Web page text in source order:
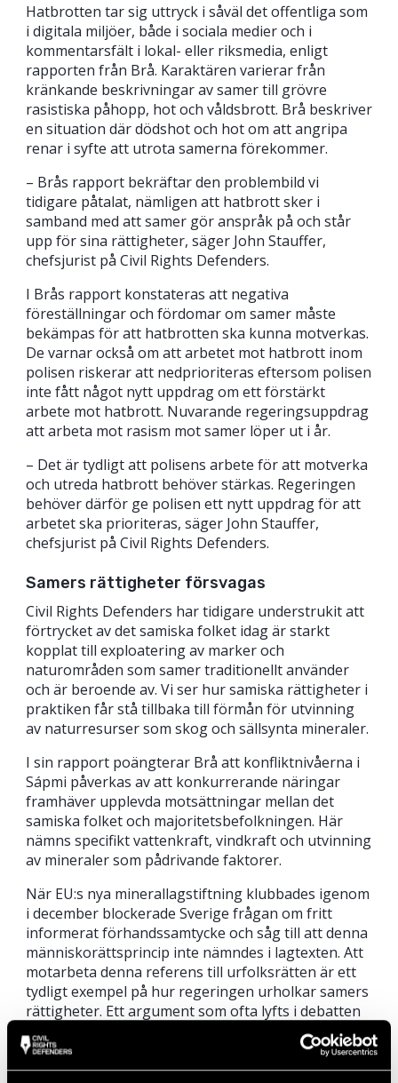
Hatbrotten tar sig uttryck i såväl det offentliga som
i digitala miljöer, både i sociala medier och i
kommentarsfält i lokal- eller riksmedia, enligt
rapporten från Brå. Karaktären varierar från
kränkande beskrivningar av samer till grövre
rasistiska påhopp, hot och våldsbrott. Brå beskriver
en situation där dödshot och hot om att angripa
renar i syfte att utrota samerna förekommer.
– Brås rapport bekräftar den problembild vi
tidigare påtalat, nämligen att hatbrott sker i
samband med att samer gör anspråk på och står
upp för sina rättigheter, säger John Stauffer,
chefsjurist på Civil Rights Defenders.
I Brås rapport konstateras att negativa
föreställningar och fördomar om samer måste
bekämpas för att hatbrotten ska kunna motverkas.
De varnar också om att arbetet mot hatbrott inom
polisen riskerar att nedprioriteras eftersom polisen
inte fått något nytt uppdrag om ett förstärkt
arbete mot hatbrott. Nuvarande regeringsuppdrag
att arbeta mot rasism mot samer löper ut i år.
– Det är tydligt att polisens arbete för att motverka
och utreda hatbrott behöver stärkas. Regeringen
behöver därför ge polisen ett nytt uppdrag för att
arbetet ska prioriteras, säger John Stauffer,
chefsjurist på Civil Rights Defenders.
Samers rättigheter försvagas
Civil Rights Defenders har tidigare understrukit att
förtrycket av det samiska folket idag är starkt
kopplat till exploatering av marker och
naturområden som samer traditionellt använder
och är beroende av. Vi ser hur samiska rättigheter i
praktiken får stå tillbaka till förmån för utvinning
av naturresurser som skog och sällsynta mineraler.
I sin rapport poängterar Brå att konfliktnivåerna i
Sápmi påverkas av att konkurrerande näringar
framhäver upplevda motsättningar mellan det
samiska folket och majoritetsbefolkningen. Här
nämns specifikt vattenkraft, vindkraft och utvinning
av mineraler som pådrivande faktorer.
När EU:s nya minerallagstiftning klubbades igenom
i december blockerade Sverige frågan om fritt
informerat förhandssamtycke och såg till att denna
människorättsprincip inte nämndes i lagtexten. Att
motarbeta denna referens till urfolksrätten är ett
tydligt exempel på hur regeringen urholkar samers
rättigheter. Ett argument som ofta lyfts i debatten
för att öka mineralutvinningen i Sverige är att
exploateringen i andra länder sker under
människorättsvidriga förhållanden.